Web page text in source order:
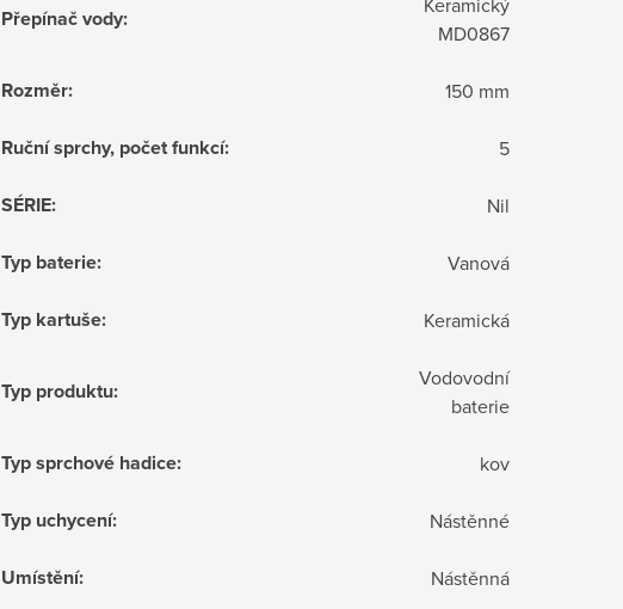
Přepínač vody:
MD0867
Rozměr: 150 mm
Ruční sprchy, počet funkcí: 5
SÉRIE: Nil
Typ baterie: Vanová
Typ kartuše: Keramická
Typ produktu:
Vodovodní
baterie
Typ sprchové hadice: kov
Typ uchycení: Nástěnné
Umístění: Nástěnná